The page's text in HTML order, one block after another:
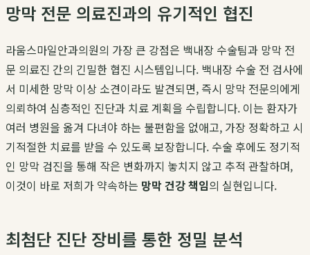
망막 전문 의료진과의 유기적인 협진
라움스마일안과의원의 가장 큰 강점은 백내장 수술팀과 망막 전
문 의료진 간의 긴밀한 협진 시스템입니다. 백내장 수술 전 검사에
서 미세한 망막 이상 소견이라도 발견되면, 즉시 망막 전문의에게
의뢰하여 심층적인 진단과 치료 계획을 수립합니다. 이는 환자가
여러 병원을 옮겨 다녀야 하는 불편함을 없애고, 가장 정확하고 시
기적절한 치료를 받을 수 있도록 보장합니다. 수술 후에도 정기적
인 망막 검진을 통해 작은 변화까지 놓치지 않고 추적 관찰하며,
이것이 바로 저희가 약속하는 망막 건강 책임의 실현입니다.
최첨단 진단 장비를 통한 정밀 분석